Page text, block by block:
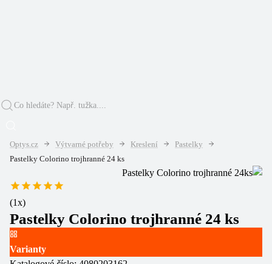
Optys.cz Výtvarné potřeby Kreslení
Pastelky
Pastelky Colorino trojhranné 24 ks
(1x)
Pastelky Colorino trojhranné 24 ks
Varianty